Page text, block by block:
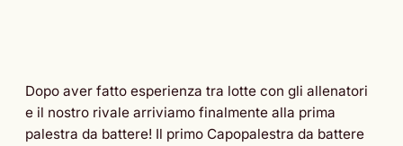
Dopo aver fatto esperienza tra lotte con gli allenatori
e il nostro rivale arriviamo finalmente alla prima
palestra da battere! Il primo Capopalestra da battere